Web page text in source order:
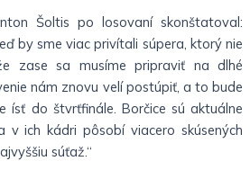
Šoltis po losovaní skonštatoval:
by sme viac privítali súpera, ktorý nie
zase sa musíme pripraviť na dlhé
nám znovu velí postúpiť, a to bude
ísť do štvrťfinále. Borčice sú aktuálne
v ich kádri pôsobí viacero skúsených
súťaž.“